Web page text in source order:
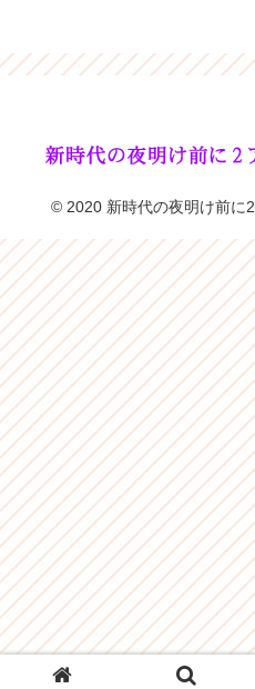
© 2020 新時代の夜明け前に